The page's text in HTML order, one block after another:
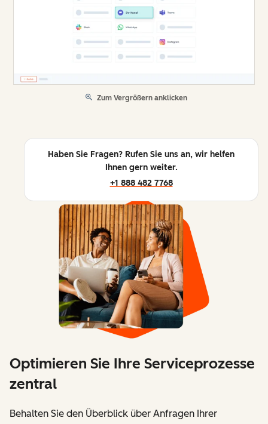
Zum Vergrößern anklicken
Haben Sie Fragen? Rufen Sie uns an, wir helfen
Ihnen gern weiter.
+1 888 482 7768
Optimieren Sie Ihre Serviceprozesse
zentral
Behalten Sie den Überblick über Anfragen Ihrer